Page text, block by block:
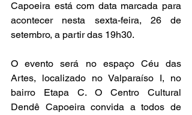
Capoeira está com data marcada para
acontecer nesta sexta-feira, 26 de
setembro, a partir das 19h30.
O evento será no espaço Céu das
Artes, localizado no Valparaíso I, no
bairro Etapa C. O Centro Cultural
Dendê Capoeira convida a todos de